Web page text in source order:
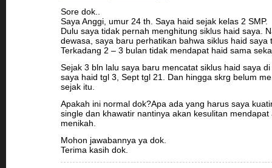
Sore dok..
Saya Anggi, umur 24 th. Saya haid sejak kelas 2 SMP.
Dulu saya tidak pernah menghitung siklus haid saya.
dewasa, saya baru perhatikan bahwa siklus haid saya
Terkadang 2 – 3 bulan tidak mendapat haid sama
Sejak 3 bln lalu saya baru mencatat siklus haid saya
saya haid tgl 3, Sept tgl 21. Dan hingga skrg belum
sejak itu.
Apakah ini normal dok?Apa ada yang harus saya
single dan khawatir nantinya akan kesulitan
menikah.
Mohon jawabannya ya dok.
Terima kasih dok.